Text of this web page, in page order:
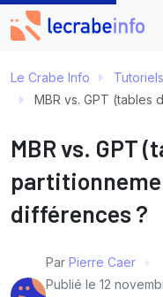
Le Crabe Info
Tutoriels
MBR vs. GPT (tables
MBR vs. GPT
différences ?
Par Pierre Caer
Publié le 12